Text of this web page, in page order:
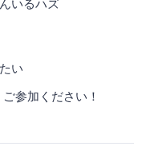
いるハズ
い
参加ください！